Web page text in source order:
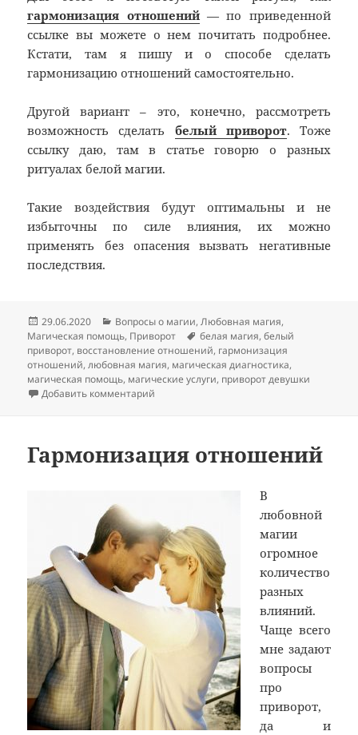
гармонизация отношений— по приведенной
ссылке вы можете о нем почитать подробнее.
Кстати, там я пишу и о способе сделать
гармонизацию отношений самостоятельно.
Другой вариант – это, конечно, рассмотреть
возможность сделать белый приворот. Тоже
ссылку даю, там в статье говорю о разных
ритуалах белой магии.
Такие воздействия будут оптимальны и не
избыточны по силе влияния, их можно
применять без опасения вызвать негативные
последствия.
Опубликовано
29.06.2020 Рубрики
Вопросы о магии,Любовная магия,
Магическая помощь, Приворот Метки
белая магия,белый
приворот, восстановление отношений, гармонизация
отношений,любовная магия, магическая диагностика,
магическая помощь, магические услуги, приворот девушки
Добавить комментарий
Гармонизация отношений
В
любовной
магии
огромное
количество
разных
влияний.
Чаще всего
мне задают
вопросы
про
приворот,
да и